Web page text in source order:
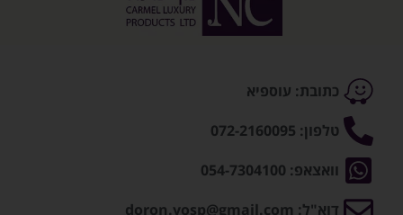
כתובת: עוספיא
טלפון: 072-2160095
וואצאפ: 054-7304100
דוא"ל: doron.yosp@gmail.com